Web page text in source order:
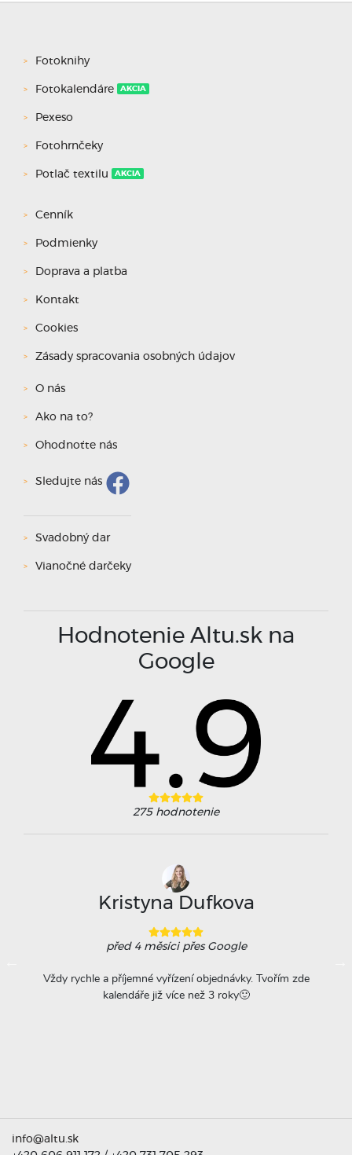
Fotoknihy
Fotokalendáre AKCIA
Pexeso
Fotohrnčeky
Potlač textilu AKCIA
Cenník
Podmienky
Doprava a platba
Kontakt
Cookies
Zásady spracovania osobných údajov
O nás
Ako na to?
Ohodnoťte nás
Sledujte nás
Svadobný dar
Vianočné darčeky
Hodnotenie Altu.sk na
Google
275 hodnotenie
Kristyna Dufkova
před 4 měsícipřes Google
Vždy rychle a příjemné vyřízení objednávky. Tvořím zde
kalendáře již více než 3 roky🙂
info@altu.sk